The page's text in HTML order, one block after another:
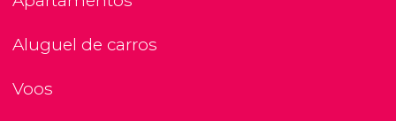
Aluguel de carros
Voos